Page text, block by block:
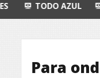
AZUL NHÔ JUCA
Para